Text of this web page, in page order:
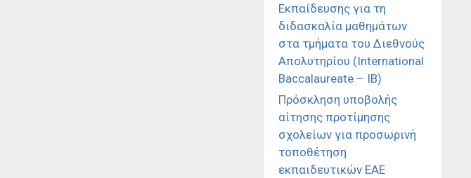
Εκπαίδευσης για τη
διδασκαλία μαθημάτων
στα τμήματα του Διεθνούς
Απολυτηρίου (International
Baccalaureate – IB)
Πρόσκληση υποβολής
αίτησης προτίμησης
σχολείων για προσωρινή
τοποθέτηση
εκπαιδευτικών ΕΑΕ